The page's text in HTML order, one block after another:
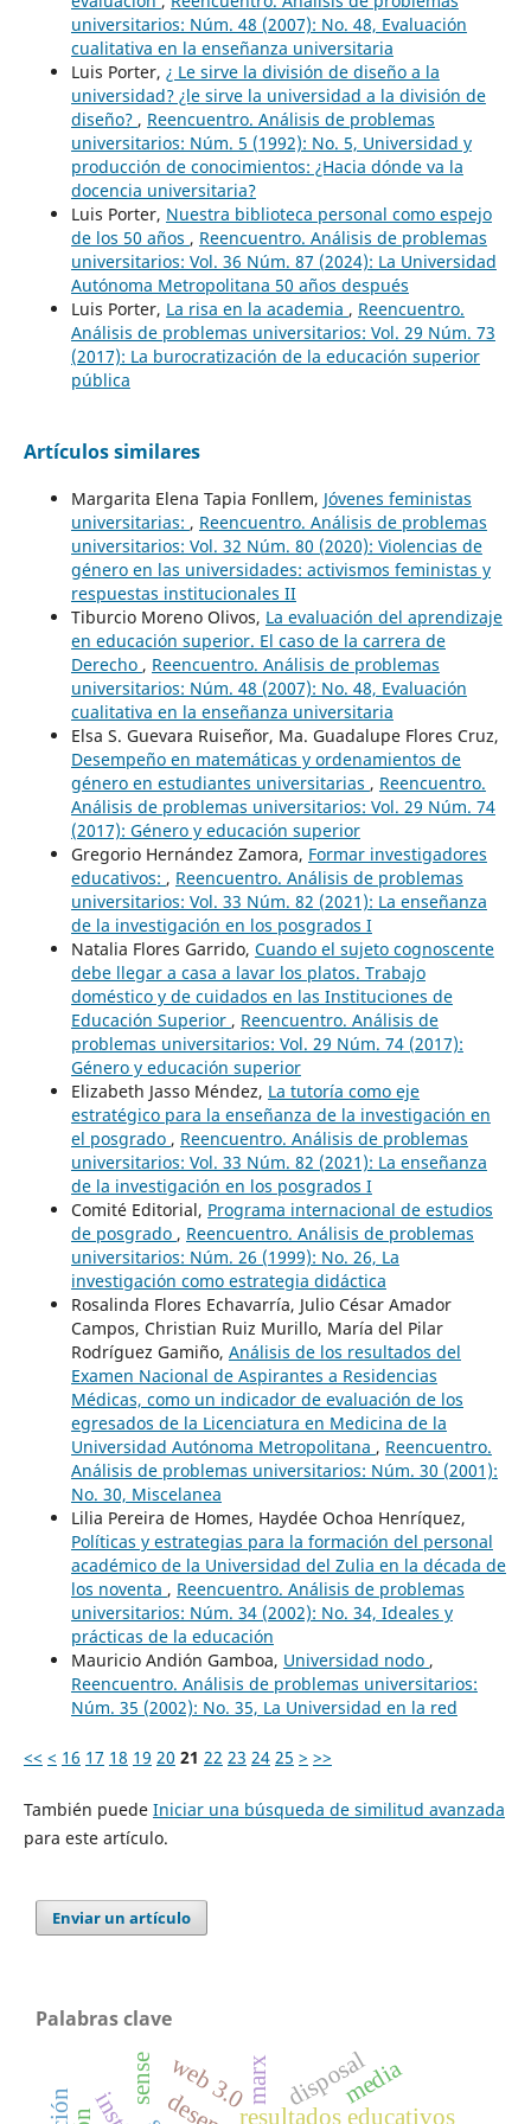
universitarios: Núm. 48 (2007): No. 48, Evaluación
cualitativa en la enseñanza universitaria
Luis Porter, ¿ Le sirve la división de diseño a la
universidad? ¿le sirve la universidad a la división de
diseño? , Reencuentro. Análisis de problemas
universitarios: Núm. 5 (1992): No. 5, Universidad y
producción de conocimientos: ¿Hacia dónde va la
docencia universitaria?
Luis Porter, Nuestra biblioteca personal como espejo
de los 50 años , Reencuentro. Análisis de problemas
universitarios: Vol. 36 Núm. 87 (2024): La Universidad
Autónoma Metropolitana 50 años después
Luis Porter, La risa en la academia , Reencuentro.
Análisis de problemas universitarios: Vol. 29 Núm. 73
(2017): La burocratización de la educación superior
pública
Artículos similares
Margarita Elena Tapia Fonllem, Jóvenes feministas
universitarias: , Reencuentro. Análisis de problemas
universitarios: Vol. 32 Núm. 80 (2020): Violencias de
género en las universidades: activismos feministas y
respuestas institucionales II
Tiburcio Moreno Olivos, La evaluación del aprendizaje
en educación superior. El caso de la carrera de
Derecho , Reencuentro. Análisis de problemas
universitarios: Núm. 48 (2007): No. 48, Evaluación
cualitativa en la enseñanza universitaria
Elsa S. Guevara Ruiseñor, Ma. Guadalupe Flores Cruz,
Desempeño en matemáticas y ordenamientos de
género en estudiantes universitarias , Reencuentro.
Análisis de problemas universitarios: Vol. 29 Núm. 74
(2017): Género y educación superior
Gregorio Hernández Zamora, Formar investigadores
educativos: , Reencuentro. Análisis de problemas
universitarios: Vol. 33 Núm. 82 (2021): La enseñanza
de la investigación en los posgrados I
Natalia Flores Garrido, Cuando el sujeto cognoscente
debe llegar a casa a lavar los platos. Trabajo
doméstico y de cuidados en las Instituciones de
Educación Superior , Reencuentro. Análisis de
problemas universitarios: Vol. 29 Núm. 74 (2017):
Género y educación superior
Elizabeth Jasso Méndez, La tutoría como eje
estratégico para la enseñanza de la investigación en
el posgrado , Reencuentro. Análisis de problemas
universitarios: Vol. 33 Núm. 82 (2021): La enseñanza
de la investigación en los posgrados I
Comité Editorial, Programa internacional de estudios
de posgrado , Reencuentro. Análisis de problemas
universitarios: Núm. 26 (1999): No. 26, La
investigación como estrategia didáctica
Rosalinda Flores Echavarría, Julio César Amador
Campos, Christian Ruiz Murillo, María del Pilar
Rodríguez Gamiño, Análisis de los resultados del
Examen Nacional de Aspirantes a Residencias
Médicas, como un indicador de evaluación de los
egresados de la Licenciatura en Medicina de la
Universidad Autónoma Metropolitana , Reencuentro.
Análisis de problemas universitarios: Núm. 30 (2001):
No. 30, Miscelanea
Lilia Pereira de Homes, Haydée Ochoa Henríquez,
Políticas y estrategias para la formación del personal
académico de la Universidad del Zulia en la década de
los noventa , Reencuentro. Análisis de problemas
universitarios: Núm. 34 (2002): No. 34, Ideales y
prácticas de la educación
Mauricio Andión Gamboa, Universidad nodo ,
Reencuentro. Análisis de problemas universitarios:
Núm. 35 (2002): No. 35, La Universidad en la red
<< < 16 17 18 19 20 21 22 23 24 25 > >>
También puede Iniciar una búsqueda de similitud avanzada
para este artículo.
Enviar un artículo
Palabras clave
resultados educativos
disposal
marx media
web 3.0
sense